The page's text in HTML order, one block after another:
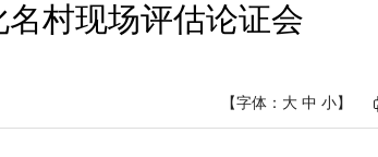
村现场评估论证会
【字体： 大 中 小】